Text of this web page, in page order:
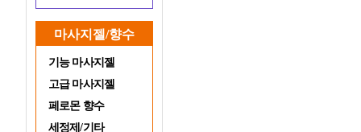
마사지젤/향수
기능 마사지젤
고급 마사지젤
페로몬 향수
세정제/기타